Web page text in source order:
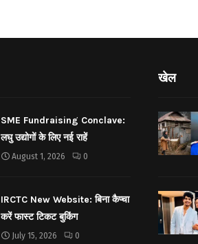
SME Fundraising Conclave:
लघु उद्योगों के लिए नई राहें
August 1, 2026 0
IRCTC New Website: बिना कैप्चा
करें फास्ट टिकट बुकिंग
July 15, 2026 0
खेल